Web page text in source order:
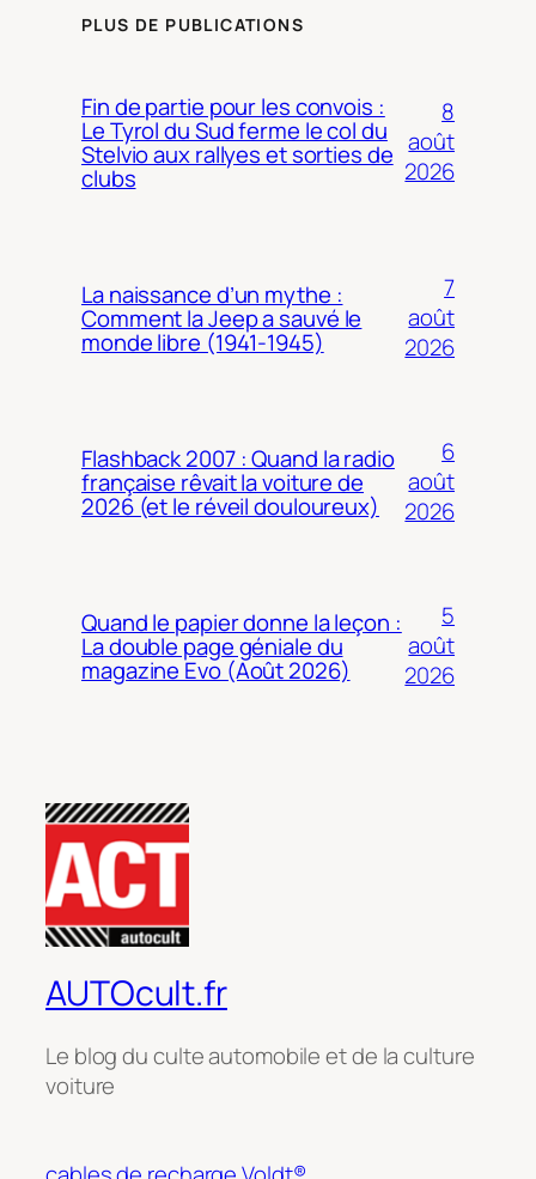
PLUS DE PUBLICATIONS
Fin de partie pour les convois :
Le Tyrol du Sud ferme le col du
Stelvio aux rallyes et sorties de
clubs
8
août
2026
La naissance d’un mythe :
Comment la Jeep a sauvé le
monde libre (1941-1945)
7
août
2026
Flashback 2007 : Quand la radio
française rêvait la voiture de
2026 (et le réveil douloureux)
6
août
2026
Quand le papier donne la leçon :
La double page géniale du
magazine Evo (Août 2026)
5
août
2026
AUTOcult.fr
Le blog du culte automobile et de la culture
voiture